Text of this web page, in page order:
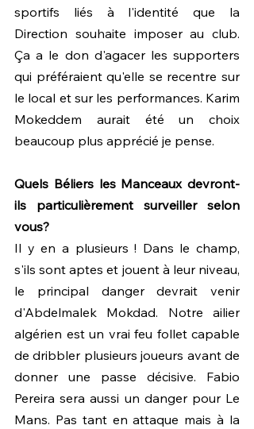
sportifs liés à l'identité que la
Direction souhaite imposer au club.
Ça a le don d'agacer les supporters
qui préféraient qu'elle se recentre sur
le local et sur les performances. Karim
Mokeddem aurait été un choix
beaucoup plus apprécié je pense.
Quels Béliers les Manceaux devront-
ils particulièrement surveiller selon
vous?
Il y en a plusieurs ! Dans le champ,
s'ils sont aptes et jouent à leur niveau,
le principal danger devrait venir
d'Abdelmalek Mokdad. Notre ailier
algérien est un vrai feu follet capable
de dribbler plusieurs joueurs avant de
donner une passe décisive. Fabio
Pereira sera aussi un danger pour Le
Mans. Pas tant en attaque mais à la